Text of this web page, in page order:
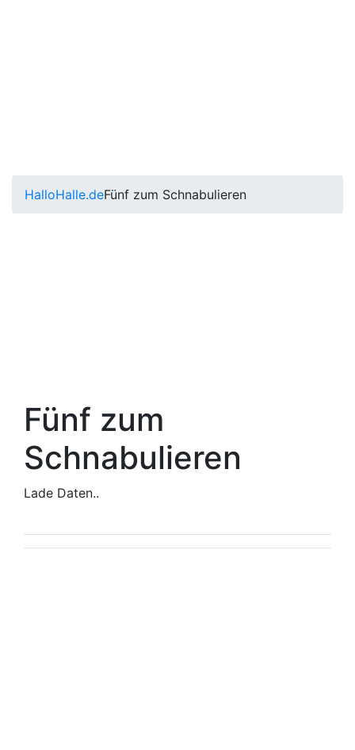
HalloHalle.deFünf zum Schnabulieren
Fünf zum
Schnabulieren
Lade Daten..